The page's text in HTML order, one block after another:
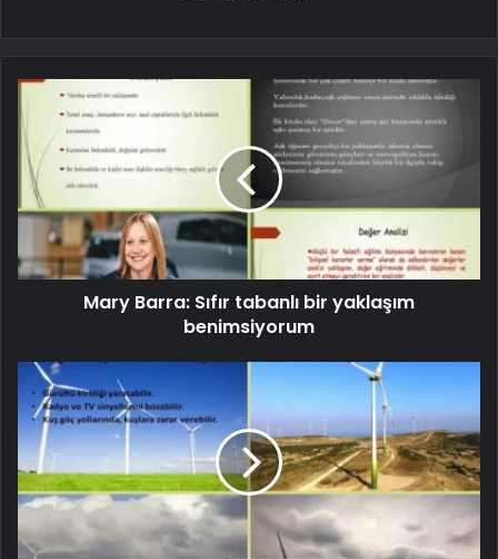
Mary Barra: Sıfır tabanlı bir yaklaşım
benimsiyorum